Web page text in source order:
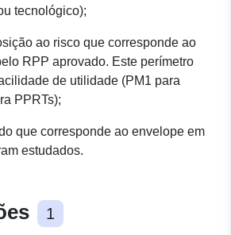
tecnológico);
ao risco que corresponde ao
RPP aprovado. Este perímetro
de utilidade (PM1 para
PPRTs);
que corresponde ao envelope em
estudados.
1